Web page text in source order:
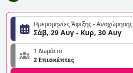
Ημερομηνίες Άφιξης - Αναχώρησης
Σάβ, 29 Αυγ - Κυρ, 30 Αυγ
1 Δωμάτιο
2 Επισκέπτες